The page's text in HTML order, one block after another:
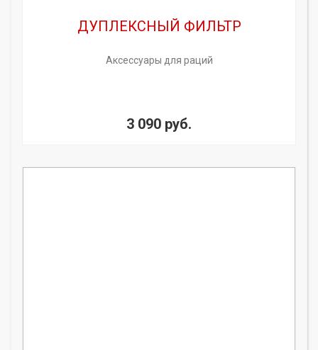
ДУПЛЕКСНЫЙ ФИЛЬТР
Аксессуары для раций
3 090 руб.